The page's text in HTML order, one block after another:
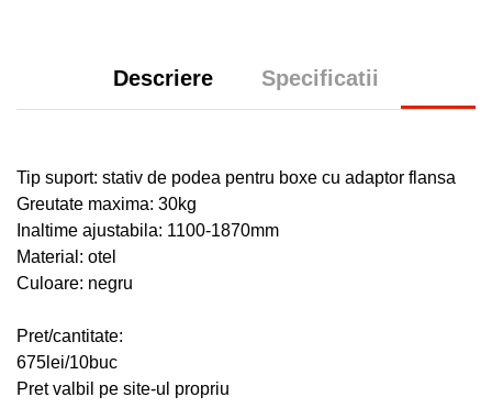
Descriere Specificatii
Tip suport: stativ de podea pentru boxe cu adaptor flansa
Greutate maxima: 30kg
Inaltime ajustabila: 1100-1870mm
Material: otel
Culoare: negru
Pret/cantitate:
675lei/10buc
Pret valbil pe site-ul propriu